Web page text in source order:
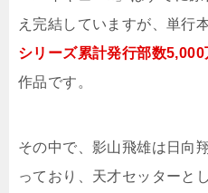
え完結していますが、単行
シリーズ累計発行部数
作品です。
その中で、影山飛雄は日向
っており、天才セッターと